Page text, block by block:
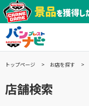
トップページ お店を探す
店舗検索